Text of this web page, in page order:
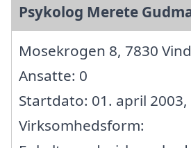
Psykolog Merete
Mosekrogen 8, 7830
Ansatte: 0
Startdato: 01. april 2003,
Virksomhedsform: